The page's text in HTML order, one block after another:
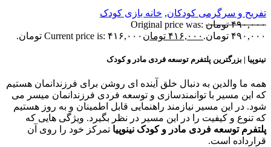
و سرگرمی کودکان,خانه بازی کودک
تومان Original price was:
تومان.
۴۱۶,۰۰۰ تومانCurrent price is: ۴۱۶,۰۰۰ تومان.
| بزرگترین پلتفرم توسعه فردی مادر و کودک
ما والدین به دنبال خلق آینده ای روشن برای فرزندانمان هستیم
این مسیر با توانمندسازی و توسعه فردی فرزندانمان میسر می
در این مسیر نیازمند راهنمایی قابل اطمینان و به روز هستیم
تنوع و کیفیت را در این مسیر در نظر بگیرد. ویژگی هایی که
توسعه فردی مادر و کودک نینوپیاتمرکز خود را روی آن
است.